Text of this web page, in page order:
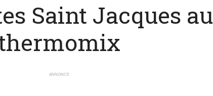
Saint Jacques au
ANNONCE